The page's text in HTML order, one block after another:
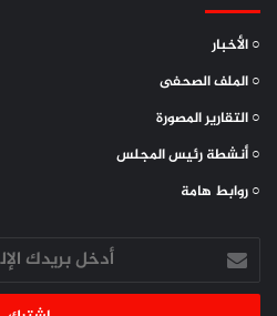
○ الأخبار
○ الملف الصحفى
○ التقارير المصورة
○ أنشطة رئيس المجلس
○ روابط هامة
أدخل
بريدك
الإلكتروني